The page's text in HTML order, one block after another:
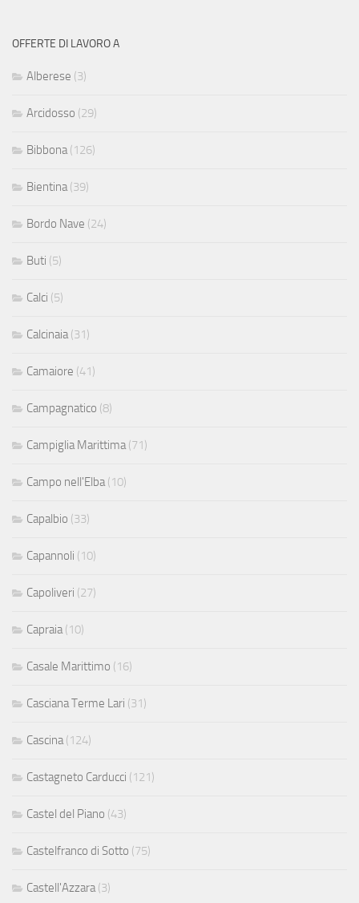
OFFERTE DI LAVORO A
Alberese (3)
Arcidosso (29)
Bibbona(126)
Bientina(39)
Bordo Nave (24)
Buti (5)
Calci (5)
Calcinaia(31)
Camaiore (41)
Campagnatico (8)
Campiglia Marittima(71)
Campo nell'Elba(10)
Capalbio (33)
Capannoli (10)
Capoliveri (27)
Capraia(10)
Casale Marittimo (16)
Casciana Terme Lari (31)
Cascina(124)
Castagneto Carducci (121)
Castel del Piano (43)
Castelfranco di Sotto (75)
Castell'Azzara(3)